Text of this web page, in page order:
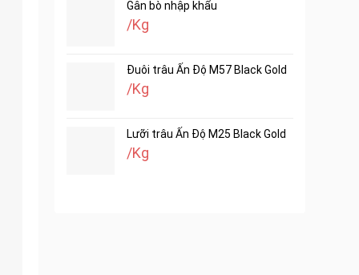
Gân bò nhập khẩu
/Kg
Đuôi trâu Ấn Độ M57 Black Gold
/Kg
Lưỡi trâu Ấn Độ M25 Black Gold
/Kg